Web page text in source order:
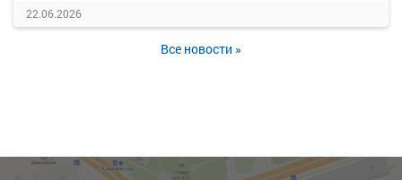
22.06.2026
Все новости »